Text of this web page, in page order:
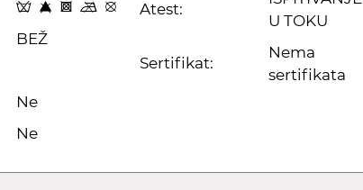
x 8 H m E
BEŽ
Ne
Ne
Atest:
U TOKU
Sertifikat:
Nema
sertifikata